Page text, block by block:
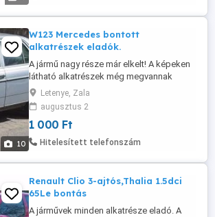
10
W123 Mercedes bontott
alkatrészek eladók.
A jármű nagy része már elkelt! A képeken
látható alkatrészek még megvannak
ezeken kívül van motorház tető és pár
darab díszléc valamint egyéb apróságok.
Amennyiben valami érdekli kérem
telefonon érdeklődjön!
Letenye, Zala
augusztus 2
1 000 Ft
Hitelesített telefonszám
Renault Clio 3-ajtós,Thalia 1.5dci
65Le bontás
A járművek minden alkatrésze eladó. A